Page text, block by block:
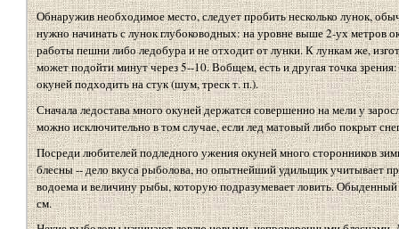
Обнаружив необходимое место, следует пробить несколько лунок,
нужно начинать с лунок глубоководных: на уровне выше 2-ух метров
работы пешни либо ледобура и не отходит от лунки. К лункам же,
может подойти минут через 5--10. Вобщем, есть и другая точка
окуней подходить на стук (шум, треск т. п.).
Сначала ледостава много окуней держатся совершенно на мели у
можно исключительно в том случае, если лед матовый либо покрыт
Посреди любителей подледного ужения окуней много сторонников
блесны -- дело вкуса рыболова, но опытнейший удильщик учитывает
водоема и величину рыбы, которую подразумевает ловить.
см.